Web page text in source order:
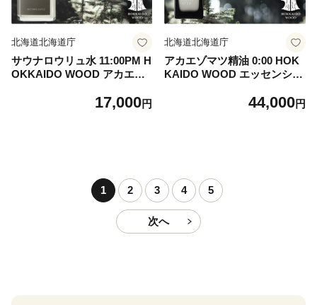
北海道北海道庁
サウナロウリュ水 11:00PM H
OKKAIDO WOOD アカエゾ
水 アロマウォーター フレグ
17,000円
北海道北海道庁
アカエゾマツ精油 0:00 HOK
KAIDO WOOD エッセンシャ
アカエゾマツ精油 天然 ギフ
44,000円
1 2 3 4 5
次へ